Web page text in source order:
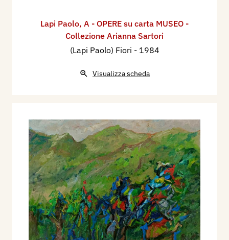
Lapi Paolo, A - OPERE su carta MUSEO -
Collezione Arianna Sartori
(Lapi Paolo) Fiori - 1984
Visualizza scheda